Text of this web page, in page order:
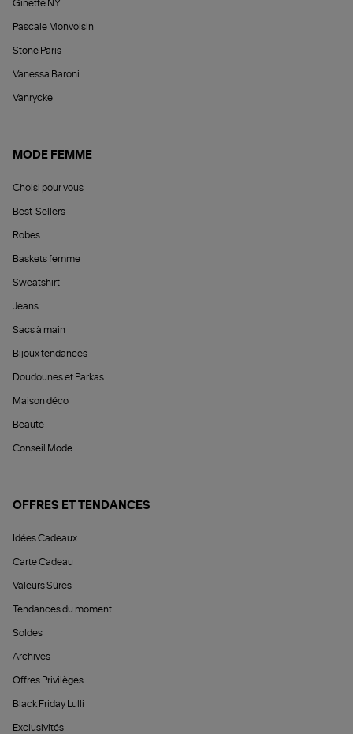
Ginette NY
Pascale Monvoisin
Stone Paris
Vanessa Baroni
Vanrycke
MODE FEMME
Choisi pour vous
Best-Sellers
Robes
Baskets femme
Sweatshirt
Jeans
Sacs à main
Bijoux tendances
Doudounes et Parkas
Maison déco
Beauté
Conseil Mode
OFFRES ET TENDANCES
Idées Cadeaux
Carte Cadeau
Valeurs Sûres
Tendances du moment
Soldes
Archives
Offres Privilèges
Black Friday Lulli
Exclusivités